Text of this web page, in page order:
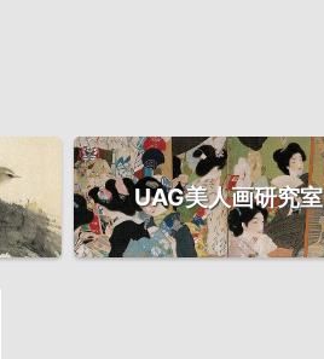
UAG美人画研究室